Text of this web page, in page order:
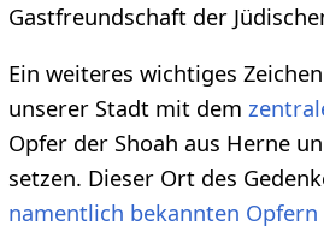
Gastfreundschaft der
Ein weiteres wichtiges
unserer Stadt mit dem
Opfer der Shoah aus Herne
setzen. Dieser Ort des
namentlich bekannten Opfern